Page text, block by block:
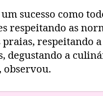
sucesso como
respeitando as
praias, respeitando
degustando a
observou.